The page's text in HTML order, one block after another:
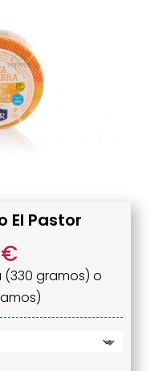
El Pastor
€Rango
de
precios:
desde
gramos) o